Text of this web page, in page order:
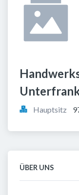
Hauptsitz
ÜBER UNS